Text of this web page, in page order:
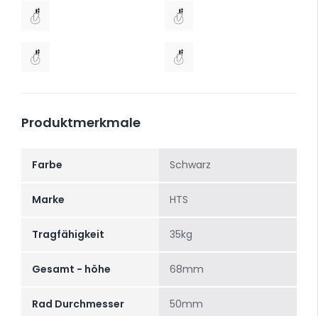
Produktmerkmale
Farbe Schwarz
Marke HTS
Tragfähigkeit 35kg
Gesamt - höhe 68mm
Rad Durchmesser 50mm